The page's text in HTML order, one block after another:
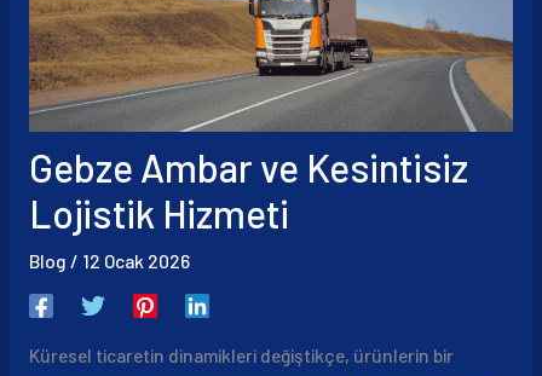
Gebze Ambar ve Kesintisiz
Lojistik Hizmeti
Blog / 12 Ocak 2026
Küresel ticaretin dinamikleri değiştikçe, ürünlerin bir